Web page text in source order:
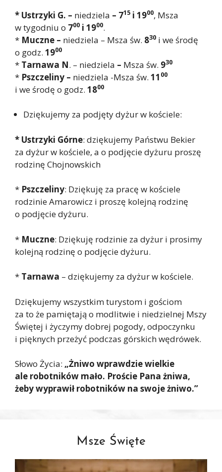
* Ustrzyki G. – niedziela – 715 i 1900, Msza
w tygodniu o 700 i 1900.
* Muczne – niedziela – Msza św. 830 i we środę
o godz. 1900
* Tarnawa N. – niedziela – Msza św. 930
* Pszczeliny – niedziela -Msza św. 11 00
i we środę o godz. 1800
Dziękujemy za podjęty dyżur w kościele:
* Ustrzyki Górne: dziękujemy Państwu Bekier
za dyżur w kościele, a o podjęcie dyżuru proszę
rodzinę Chojnowskich
* Pszczeliny: Dziękuję za pracę w kościele
rodzinie Amarowicz i proszę kolejną rodzinę
o podjęcie dyżuru.
* Muczne: Dziękuję rodzinie za dyżur i prosimy
kolejną rodzinę o podjęcie dyżuru.
* Tarnawa – dziękujemy za dyżur w kościele.
Dziękujemy wszystkim turystom i gościom
za to że pamiętają o modlitwie i niedzielnej Mszy
Świętej i życzymy dobrej pogody, odpoczynku
i pięknych przeżyć podczas górskich wędrówek.
Słowo Życia: „Żniwo wprawdzie wielkie
ale robotników mało. Proście Pana żniwa,
żeby wyprawił robotników na swoje żniwo.”
Msze Święte